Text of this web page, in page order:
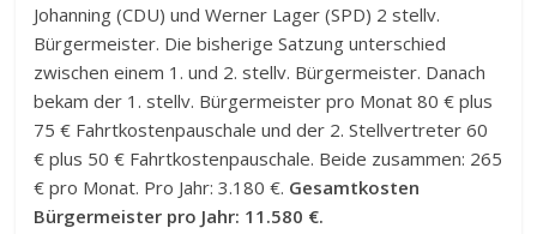
Johanning (CDU) und Werner Lager (SPD) 2 stellv.
Bürgermeister. Die bisherige Satzung unterschied
zwischen einem 1. und 2. stellv. Bürgermeister. Danach
bekam der 1. stellv. Bürgermeister pro Monat 80 € plus
75 € Fahrtkostenpauschale und der 2. Stellvertreter 60
€ plus 50 € Fahrtkostenpauschale. Beide zusammen: 265
€ pro Monat. Pro Jahr: 3.180 €. Gesamtkosten
Bürgermeister pro Jahr: 11.580 €.